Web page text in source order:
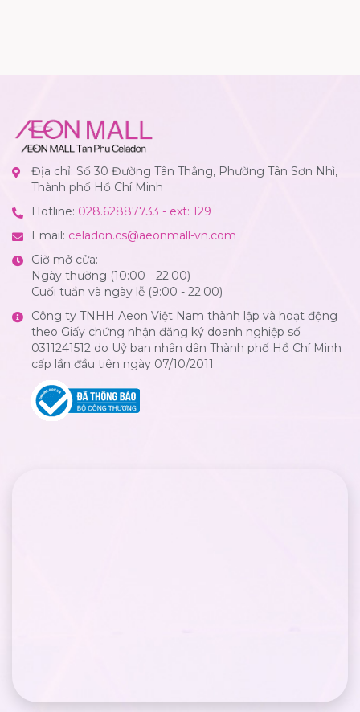
Địa chỉ: Số 30 Đường Tân Thắng, Phường Tân Sơn Nhì,
Thành phố Hồ Chí Minh
Hotline: 028.62887733 - ext: 129
Email: celadon.cs@aeonmall-vn.com
Giờ mở cửa:
Ngày thường (10:00 - 22:00)
Cuối tuần và ngày lễ (9:00 - 22:00)
Công ty TNHH Aeon Việt Nam thành lập và hoạt động
theo Giấy chứng nhận đăng ký doanh nghiệp số
0311241512 do Uỷ ban nhân dân Thành phố Hồ Chí Minh
cấp lần đầu tiên ngày 07/10/2011